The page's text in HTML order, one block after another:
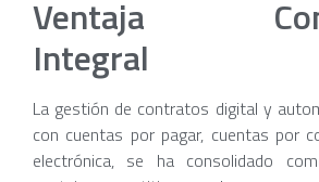
Ventaja
Integral
La gestión de contratos digital y
con cuentas por pagar, cuentas por
electrónica, se ha consolidado